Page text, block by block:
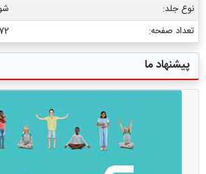
نوع جلد:
تعداد صفحه:
پیشنهاد ما